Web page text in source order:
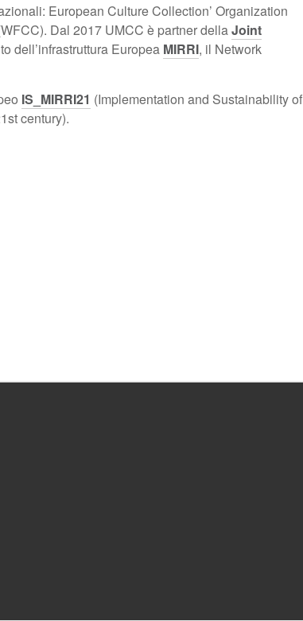
European Culture Collection’ Organization
Dal 2017 UMCC è partner dellaJoint
dell’infrastruttura Europea MIRRI, il Network
IS_MIRRI21 (Implementation and Sustainability of
century).